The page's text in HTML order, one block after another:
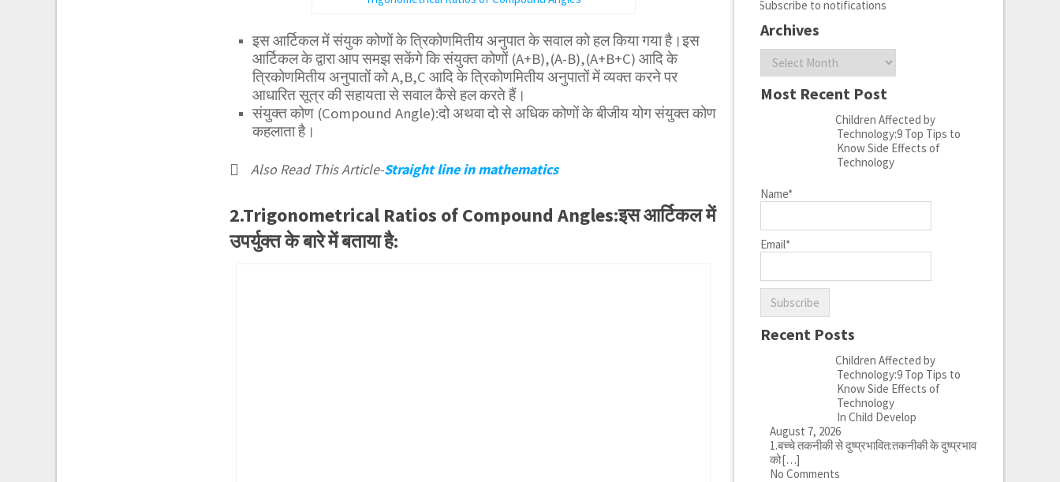
इस आर्टिकल में संयुक कोणों के त्रिकोणमितीय अनुपात के सवाल को हल किया गया है।इस
आर्टिकल के द्वारा आप समझ सकेंगे कि संयुक्त कोणों (A+B),(A-B),(A+B+C) आदि के
त्रिकोणमितीय अनुपातों को A,B,C आदि के त्रिकोणमितीय अनुपातों में व्यक्त करने पर
आधारित सूत्र की सहायता से सवाल कैसे हल करते हैं।
संयुक्त कोण (Compound Angle):दो अथवा दो से अधिक कोणों के बीजीय योग संयुक्त कोण
कहलाता है।
Also Read This Article-Straight line in mathematics
2.Trigonometrical Ratios of Compound Angles:इस आर्टिकल में
उपर्युक्त के बारे में बताया है:
Subscribe to notifications
Archives
Archives
Most Recent Post
Children Affected by
Technology:9 Top Tips to
Know Side Effects of
Technology
Name*
Email*
Recent Posts
Children Affected by
Technology:9 Top Tips to
Know Side Effects of
Technology
In Child Develop
August 7, 2026
1.बच्चे तकनीकी से दुष्प्रभावित:तकनीकी के दुष्प्रभाव
को[…]
No Comments